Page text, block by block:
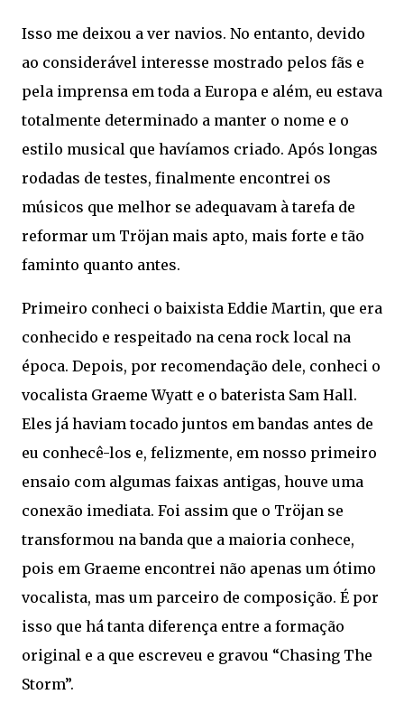
Isso me deixou a ver navios. No entanto, devido
ao considerável interesse mostrado pelos fãs e
pela imprensa em toda a Europa e além, eu estava
totalmente determinado a manter o nome e o
estilo musical que havíamos criado. Após longas
rodadas de testes, finalmente encontrei os
músicos que melhor se adequavam à tarefa de
reformar um Tröjan mais apto, mais forte e tão
faminto quanto antes.
Primeiro conheci o baixista Eddie Martin, que era
conhecido e respeitado na cena rock local na
época. Depois, por recomendação dele, conheci o
vocalista Graeme Wyatt e o baterista Sam Hall.
Eles já haviam tocado juntos em bandas antes de
eu conhecê-los e, felizmente, em nosso primeiro
ensaio com algumas faixas antigas, houve uma
conexão imediata. Foi assim que o Tröjan se
transformou na banda que a maioria conhece,
pois em Graeme encontrei não apenas um ótimo
vocalista, mas um parceiro de composição. É por
isso que há tanta diferença entre a formação
original e a que escreveu e gravou “Chasing The
Storm”.